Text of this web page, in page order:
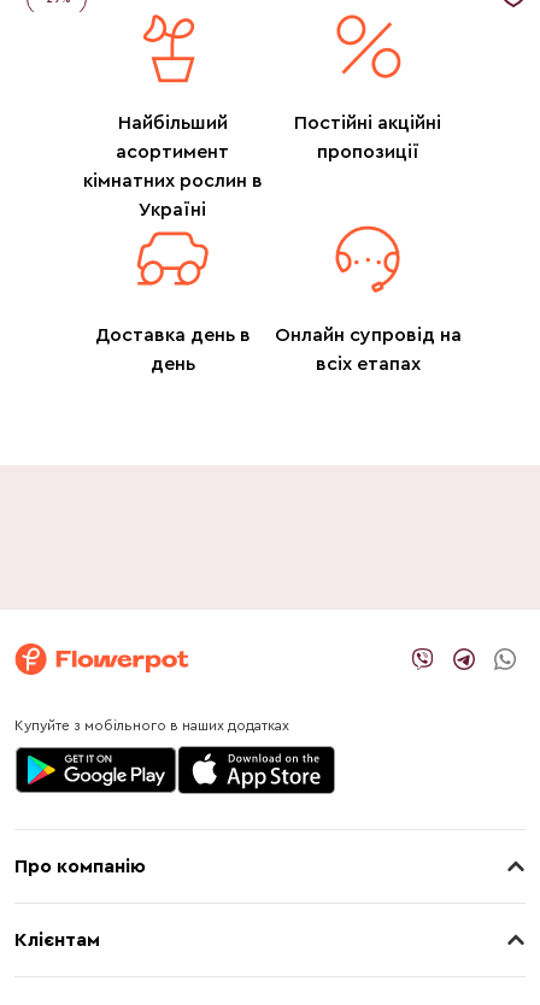
Найбільший
асортимент
кімнатних рослин в
Україні
Постійні акційні
пропозиції
Доставка день в
день
Онлайн супровід на
всіх етапах
Купуйте з мобільного в наших додатках
Про компанію
Клієнтам